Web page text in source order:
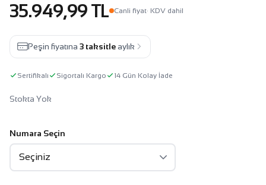
35.949,99 TL Canli fiyat· KDV dahil
Peşin fiyatına 3 taksitle aylık
Sertifikalı Sigortalı Kargo 14 Gün Kolay İade
Stokta Yok
Numara Seçin